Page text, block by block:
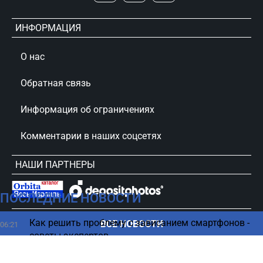
ПОСЛЕДНИЕ НОВОСТИ
06:21
Как решить проблему с зависанием смартфонов -
советы экспертов
ВСЕ НОВОСТИ
ИНФОРМАЦИЯ
О нас
Обратная связь
Информация об ограничениях
Комментарии в наших соцсетях
НАШИ ПАРТНЕРЫ
сursorinfo.co.il © Все права защищены